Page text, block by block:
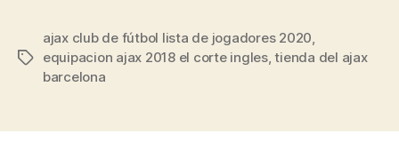
Etiquetas
ajax club de fútbol lista de jogadores 2020
equipacion ajax 2018 el corte ingles,tienda del ajax
barcelona